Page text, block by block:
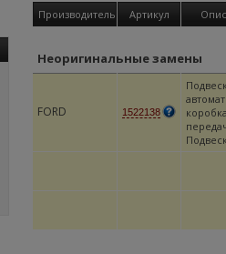
Производитель Артикул
Неоригинальные замены
FORD 1522138